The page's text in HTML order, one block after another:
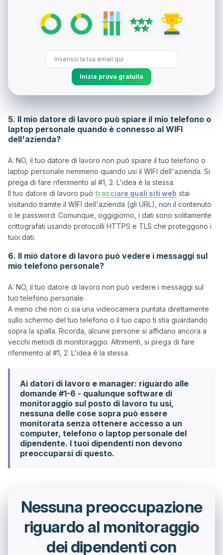
Inizia prova gratuita
5. Il mio datore di lavoro può spiare il mio telefono o
laptop personale quando è connesso al WIFI
dell'azienda?
A: NO, il tuo datore di lavoro non può spiare il tuo telefono o
laptop personale nemmeno quando usi il WIFI dell'azienda. Si
prega di fare riferimento al #1, 2. L'idea è la stessa.
Il tuo datore di lavoro può tracciare quali siti web stai
visitando tramite il WIFI dell'azienda (gli URL), non il contenuto
o le password. Comunque, oggigiorno, i dati sono solitamente
crittografati usando protocolli HTTPS e TLS che proteggono i
6. Il mio datore di lavoro può vedere i messaggi sul
mio telefono personale?
A: NO, il tuo datore di lavoro non può vedere i messaggi sul
tuo telefono personale.
A meno che non ci sia una videocamera puntata direttamente
sullo schermo del tuo telefono o il tuo capo ti stia guardando
sopra la spalla. Ricorda, alcune persone si affidano ancora a
vecchi metodi di monitoraggio. Altrimenti, si prega di fare
Ai datori di lavoro e manager: riguardo alle
domande #1-6 - qualunque software di
monitoraggio sul posto di lavoro tu usi,
nessuna delle cose sopra può essere
monitorata senza ottenere accesso a un
computer, telefono o laptop personale del
dipendente. I tuoi dipendenti non devono
preoccuparsi di questo.
Nessuna preoccupazione
riguardo al monitoraggio
dei dipendenti con